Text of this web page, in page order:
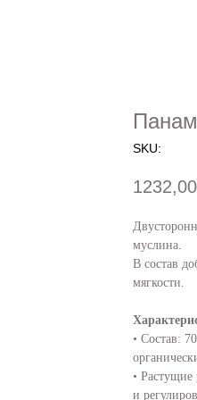
SKU:
1232,00
муслина.
В состав
мягкости.
• Состав:
•
и